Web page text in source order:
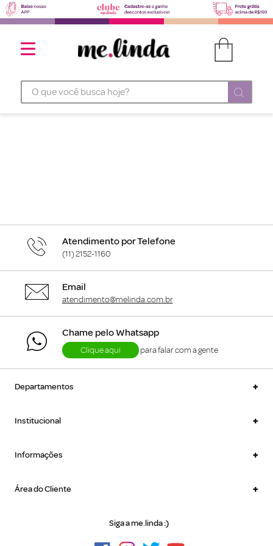
O que você busca hoje?
Atendimento por Telefone
(11) 2152-1160
Email
atendimento@melinda.com.br
Chame pelo Whatsapp
Clique aqui para falar com a gente
Departamentos +
Institucional +
Informações +
Área do Cliente +
Siga a me.linda :)